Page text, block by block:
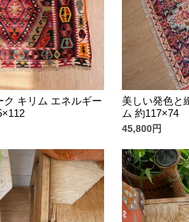
ク キリム エネルギー
美しい発色と
ム 約117×74
45,800円